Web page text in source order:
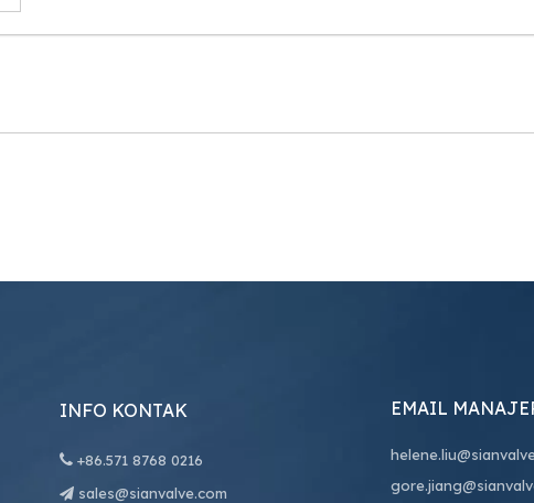
INFO KONTAK
 +86.571 8768 0216
 sales@sianvalve.com
EMAIL